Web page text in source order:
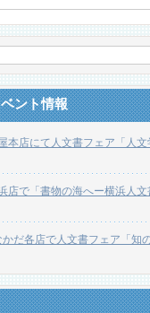
ント情報
本店にて人文書フェア「人文
店で「書物の海へー横浜人文
だ各店で人文書フェア「知